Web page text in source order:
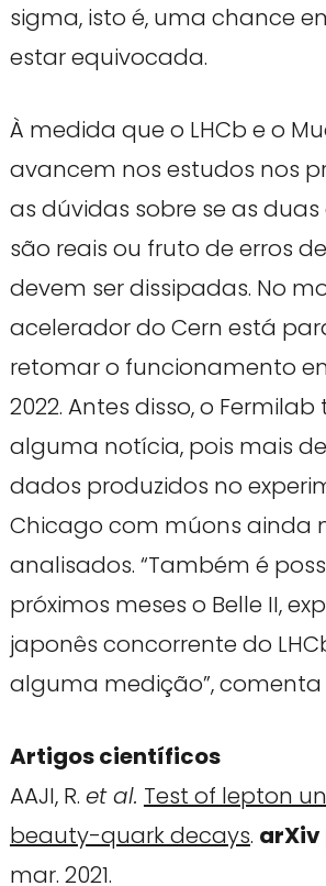
sigma, isto é, uma chance
estar equivocada.
À medida que o LHCb e o
avancem nos estudos nos
as dúvidas sobre se as
são reais ou fruto de erros
devem ser dissipadas. No
acelerador do Cern está
retomar o funcionamento
2022. Antes disso, o
alguma notícia, pois mais
dados produzidos no
Chicago com múons ainda
analisados. “Também é
próximos meses o Belle II,
japonês concorrente do
alguma medição”, comenta
Artigos científicos
AAJI, R. et al. Test of lepton
beauty-quark decays.
mar. 2021.